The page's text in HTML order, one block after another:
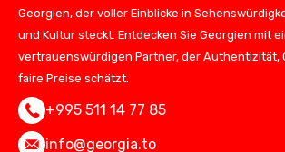
Georgien, der voller Einblicke in
und Kultur steckt. Entdecken Sie Georgien mit
vertrauenswürdigen Partner, der Authentizität,
faire Preise schätzt.
+995 511 14 77 85
info@georgia.to